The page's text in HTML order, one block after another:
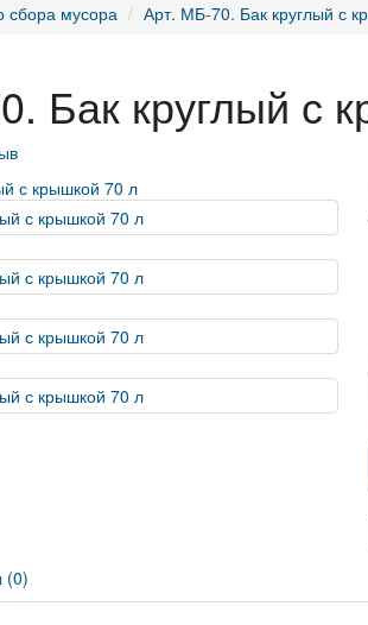
сбора мусора Арт. МБ-70. Бак круглый с
Бак круглый с
(0)